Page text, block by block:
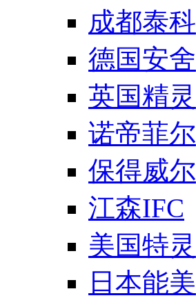
成都泰科
德国安舍
英国精灵
诺帝菲尔
保得威尔
江森IFC
美国特灵
日本能美